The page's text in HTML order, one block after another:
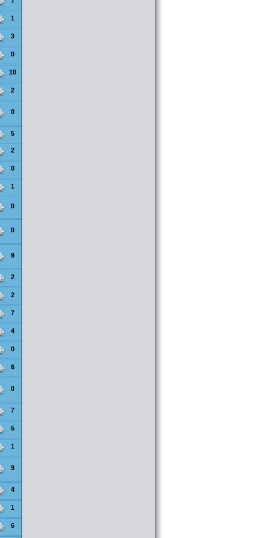
1
3
0
10
2
0
5
2
0
1
0
0
9
2
2
7
4
0
6
0
7
5
1
9
4
1
6